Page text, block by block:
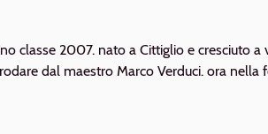
classe 2007. nato a Cittiglio e cresciuto
dal maestro Marco Verduci. ora nella